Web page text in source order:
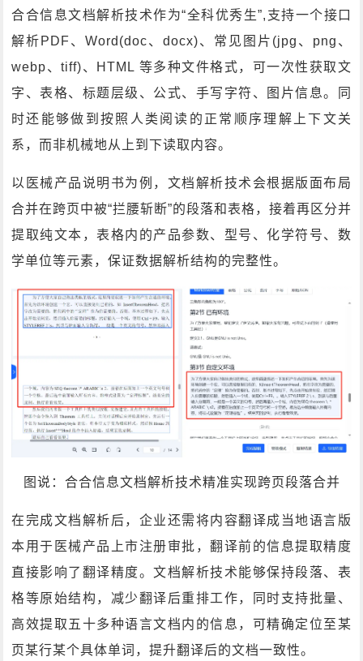
合合信息文档解析技术作为“全科优秀生”,支持一个接口
解析PDF、Word(doc、docx)、常见图片(jpg、png、
webp、tiff)、HTML 等多种文件格式，可一次性获取文
字、表格、标题层级、公式、手写字符、图片信息。同
时还能够做到按照人类阅读的正常顺序理解上下文关
系，而非机械地从上到下读取内容。
以医械产品说明书为例，文档解析技术会根据版面布局
合并在跨页中被“拦腰斩断”的段落和表格，接着再区分并
提取纯文本，表格内的产品参数、型号、化学符号、数
学单位等元素，保证数据解析结构的完整性。
图说：合合信息文档解析技术精准实现跨页段落合并
在完成文档解析后，企业还需将内容翻译成当地语言版
本用于医械产品上市注册审批，翻译前的信息提取精度
直接影响了翻译精度。文档解析技术能够保持段落、表
格等原始结构，减少翻译后重排工作，同时支持批量、
高效提取五十多种语言文档内的信息，可精确定位至某
页某行某个具体单词，提升翻译后的文档一致性。